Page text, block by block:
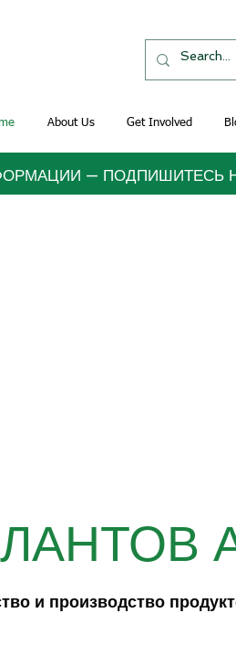
About Us Get Involved
— ПОДПИШИТЕСЬ
и производство